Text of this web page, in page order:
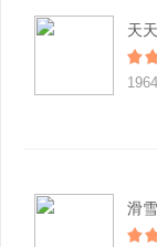
天
滑